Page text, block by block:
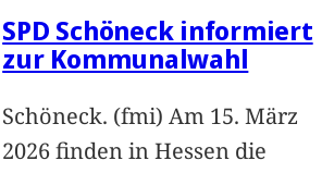
SPD Schöneck informiert
zur Kommunalwahl
Schöneck. (fmi) Am 15. März
2026 finden in Hessen die